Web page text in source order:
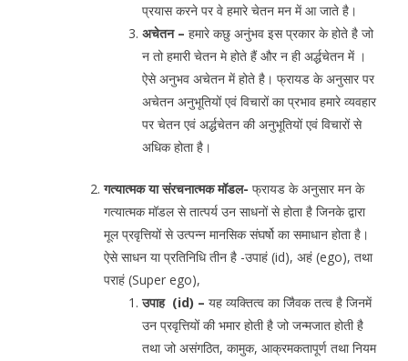
प्रयास करने पर वे हमारे चेतन मन में आ जाते है।
अचेतन – हमारे कछु अनुंभव इस प्रकार के होते है जो
न तो हमारी चेतन मे होते हैं और न ही अर्द्धचेतन में ।
ऐसे अनुभव अचेतन में होते है। फ्रायड के अनुसार पर
अचेतन अनुभूतियों एवं विचारों का प्रभाव हमारे व्यवहार
पर चेतन एवं अर्द्धचेतन की अनुभूतियों एवं विचारों से
अधिक होता है।
गत्यात्मक या संरचनात्मक मॉडल- फ्रायड के अनुसार मन के
गत्यात्मक मॉडल से तात्पर्य उन साधनों से होता है जिनके द्वारा
मूल प्रवृत्तियों से उत्पन्न मानसिक संघर्षो का समाधान होता है।
ऐसे साधन या प्रतिनिधि तीन है -उपाहं (id), अहं (ego), तथा
पराहं (Super ego),
उपाह (id) – यह व्यक्तित्व का जैिवक तत्व है जिनमें
उन प्रवृत्तियों की भमार होती है जो जन्मजात होती है
तथा जो असंगठित, कामुक, आक्रमकतापूर्ण तथा नियम